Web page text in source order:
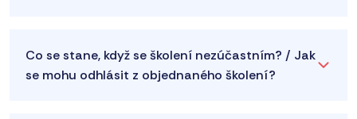
Co se stane, když se školení nezúčastním? / Jak
se mohu odhlásit z objednaného školení?